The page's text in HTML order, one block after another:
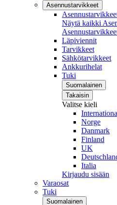
Asennustarvikkeet
Näytä kaikki
Läpiviennit
Tarvikkeet
Sähkötarvikkeet
Ankkurihelat
Tuki
Suomalainen
Takaisin
Valitse kieli
Norge
Danmark
Finland
UK
Italia
Kirjaudu sisään
Varaosat
Tuki
Suomalainen